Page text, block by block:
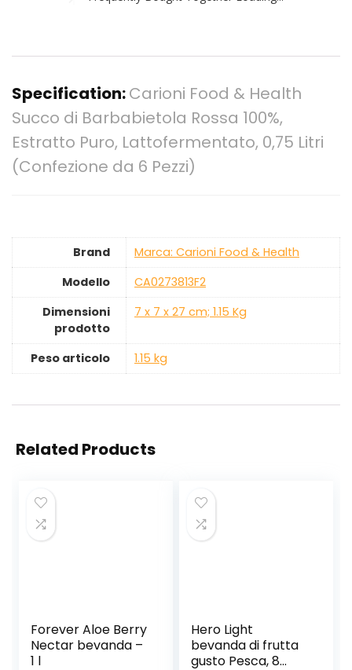
Specification:Carioni Food & Health
Succo di Barbabietola Rossa 100%,
Estratto Puro, Lattofermentato, 0,75 Litri
(Confezione da 6 Pezzi)
Brand
Marca: Carioni Food & Health
Modello
‎CA0273813F2
Dimensioni
prodotto
‎7 x 7 x 27 cm; 1.15 Kg
Peso articolo ‎1.15 kg
Related Products
Forever Aloe Berry
Nectar bevanda –
1 l
Hero Light
bevanda di frutta
gusto Pesca, 8